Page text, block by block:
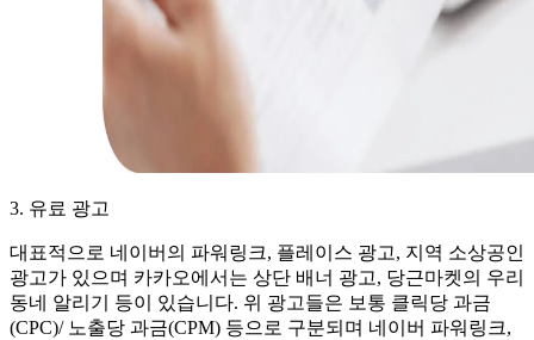
3. 유료 광고
대표적으로 네이버의 파워링크, 플레이스 광고, 지역 소상공인
광고가 있으며 카카오에서는 상단 배너 광고, 당근마켓의 우리
동네 알리기 등이 있습니다. 위 광고들은 보통 클릭당 과금
(CPC)/ 노출당 과금(CPM) 등으로 구분되며 네이버 파워링크,